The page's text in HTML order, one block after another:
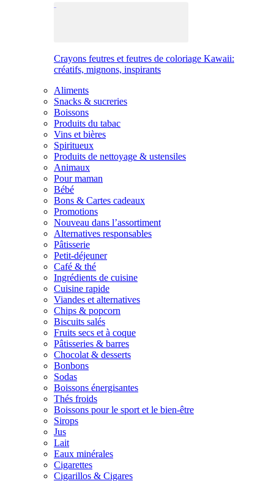
Crayons feutres et feutres de coloriage Kawaii:
créatifs, mignons, inspirants
Aliments
Snacks & sucreries
Boissons
Produits du tabac
Vins et bières
Spiritueux
Produits de nettoyage & ustensiles
Animaux
Pour maman
Bébé
Bons & Cartes cadeaux
Promotions
Nouveau dans l’assortiment
Alternatives responsables
Pâtisserie
Petit-déjeuner
Café & thé
Ingrédients de cuisine
Cuisine rapide
Viandes et alternatives
Chips & popcorn
Biscuits salés
Fruits secs et à coque
Pâtisseries & barres
Chocolat & desserts
Bonbons
Sodas
Boissons énergisantes
Thés froids
Boissons pour le sport et le bien-être
Sirops
Jus
Lait
Eaux minérales
Cigarettes
Cigarillos & Cigares